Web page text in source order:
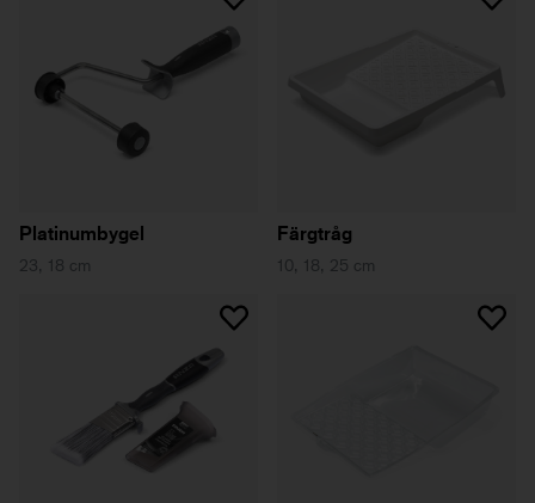
Platinumbygel
23, 18 cm
Färgtråg
10, 18, 25 cm